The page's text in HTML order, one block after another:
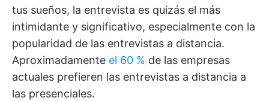
tus sueños, la entrevista es quizás el más
intimidante y significativo, especialmente con la
popularidad de las entrevistas a distancia.
Aproximadamente el 60 % de las empresas
actuales prefieren las entrevistas a distancia a
las presenciales.